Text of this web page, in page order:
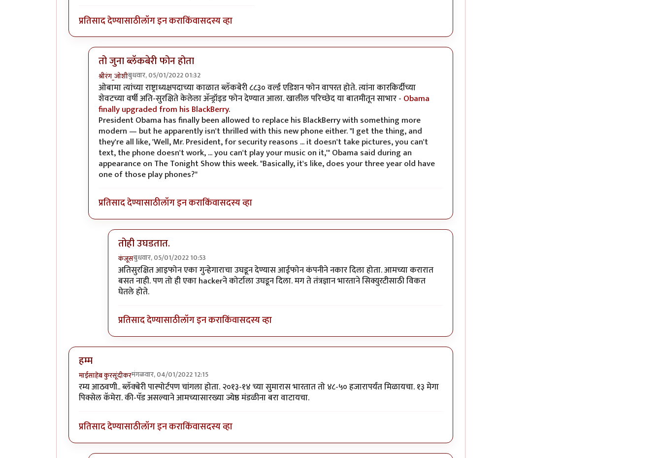
प्रतिसाद देण्यासाठीलॉग इन कराकिंवासदस्य व्हा
तो जुना ब्लॅकबेरी फोन होता
श्रीरंग_जोशीबुधवार, 05/01/2022 01:32
In reply toUsA मध्ये वाईट हाऊस हाच वापरत होते.byकंजूस
ओबामा त्यांच्या राष्ट्राध्यक्षपदाच्या काळात ब्लॅकबेरी ८८३० वर्ल्ड एडिशन फोन वापरत होते. त्यांना कारकिर्दीच्या
शेवटच्या वर्षी अति-सुरक्षिते केलेला अ‍ॅन्ड्रॉइड फोन देण्यात आला. खालील परिच्छेद या बातमीतून साभार - Obama
finally upgraded from his BlackBerry.
President Obama has finally been allowed to replace his BlackBerry with something more
modern — but he apparently isn't thrilled with this new phone either. "I get the thing, and
they're all like, 'Well, Mr. President, for security reasons ... it doesn't take pictures, you can't
text, the phone doesn't work, ... you can't play your music on it,'" Obama said during an
appearance on The Tonight Show this week. "Basically, it's like, does your three year old have
one of those play phones?"
प्रतिसाद देण्यासाठीलॉग इन कराकिंवासदस्य व्हा
तोही उघडतात.
कंजूसबुधवार, 05/01/2022 10:53
In reply toतो जुना ब्लॅकबेरी फोन होताbyश्रीरंग_जोशी
अतिसुरक्षित आइफोन एका गुन्हेगाराचा उघडून देण्यास आईफोन कंपनीने नकार दिला होता. आमच्या करारात
बसत नाही. पण तो ही एका hackerने कोर्टाला उघडून दिला. मग ते तंत्रज्ञान भारताने सिक्युरटीसाठी विकत
घेतले होते.
प्रतिसाद देण्यासाठीलॉग इन कराकिंवासदस्य व्हा
हम्म
माईसाहेब कुरसूंदीकरमंगळवार, 04/01/2022 12:15
रम्य आठवणी.. ब्लॅक्बेरी पास्पोर्टपण चांगला होता. २०१३-१४ च्या सुमारास भारतात तो ४८-५० हजारापर्यंत मिळायचा. १३ मेगा
पिक्सेल कॅमेरा. की-पॅड असल्याने आमच्यासारख्या ज्येष्ठ मंडळीना बरा वाटायचा.
प्रतिसाद देण्यासाठीलॉग इन कराकिंवासदस्य व्हा